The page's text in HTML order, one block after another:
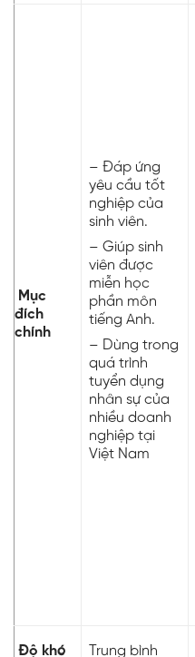
Mục
đích
chính
– Đáp ứng
yêu cầu tốt
nghiệp của
sinh viên.
– Giúp sinh
viên được
miễn học
phần môn
tiếng Anh.
– Dùng trong
quá trình
tuyển dụng
nhân sự của
nhiều doanh
nghiệp tại
Việt Nam
Độ khó Trung bình